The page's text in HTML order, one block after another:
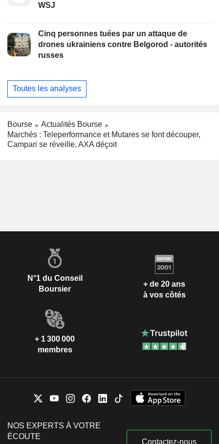
WSJ
Cinq personnes tuées par un attaque de
drones ukrainiens contre Belgorod - autorités
russes
Toutes les analyses
Bourse
Actualités Bourse
Marchés : Teleperformance et Mutares se font découper,
Campari se réveille, AXA déçoit
N°1 du Conseil
Boursier
+ de 20 ans
à vos côtés
+ 1 300 000
membres
NOS EXPERTS À VOTRE
ÉCOUTE
Contactez-nous